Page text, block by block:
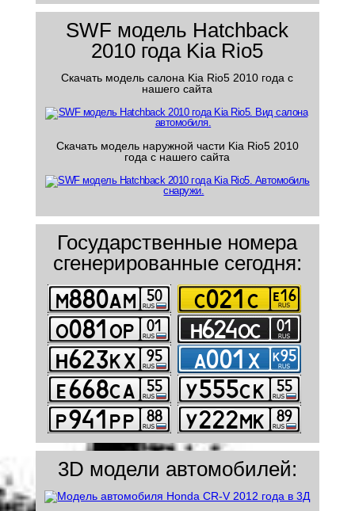
SWF модель Hatchback
2010 года Kia Rio5
Скачать модель салона Kia Rio5 2010 года с
нашего сайта
Скачать модель наружной части Kia Rio5 2010
года с нашего сайта
Государственные номера
сгенерированные сегодня:
3D модели автомобилей: